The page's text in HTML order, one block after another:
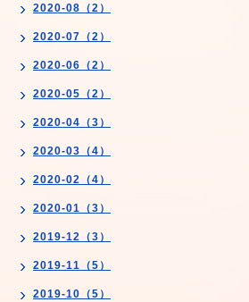
2020-08（2）
2020-07（2）
2020-06（2）
2020-05（2）
2020-04（3）
2020-03（4）
2020-02（4）
2020-01（3）
2019-12（3）
2019-11（5）
2019-10（5）